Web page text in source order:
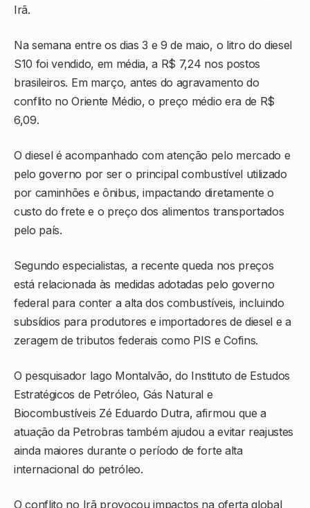
Irã.
Na semana entre os dias 3 e 9 de maio, o litro do diesel
S10 foi vendido, em média, a R$ 7,24 nos postos
brasileiros. Em março, antes do agravamento do
conflito no Oriente Médio, o preço médio era de R$
6,09.
O diesel é acompanhado com atenção pelo mercado e
pelo governo por ser o principal combustível utilizado
por caminhões e ônibus, impactando diretamente o
custo do frete e o preço dos alimentos transportados
pelo país.
Segundo especialistas, a recente queda nos preços
está relacionada às medidas adotadas pelo governo
federal para conter a alta dos combustíveis, incluindo
subsídios para produtores e importadores de diesel e a
zeragem de tributos federais como PIS e Cofins.
O pesquisador Iago Montalvão, do Instituto de Estudos
Estratégicos de Petróleo, Gás Natural e
Biocombustíveis Zé Eduardo Dutra, afirmou que a
atuação da Petrobras também ajudou a evitar reajustes
ainda maiores durante o período de forte alta
internacional do petróleo.
O conflito no Irã provocou impactos na oferta global